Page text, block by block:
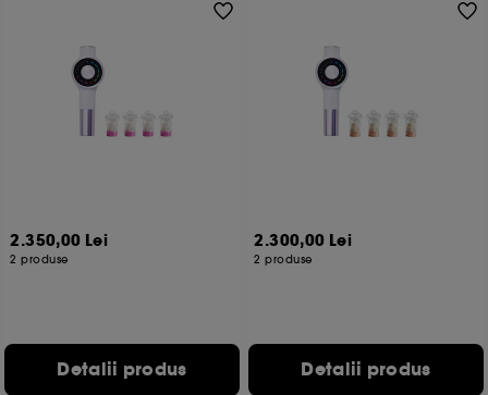
2.350,00 Lei
2 produse
Detalii produs
2.300,00 Lei
2 produse
Detalii produs